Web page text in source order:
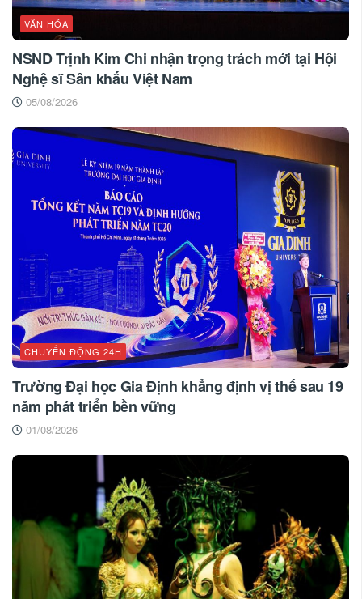
VĂN HÓA
NSND Trịnh Kim Chi nhận trọng trách mới tại Hội
Nghệ sĩ Sân khấu Việt Nam
05/08/2026
CHUYỂN ĐỘNG 24H
Trường Đại học Gia Định khẳng định vị thế sau 19
năm phát triển bền vững
01/08/2026